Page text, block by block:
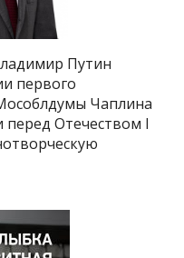
Путин
первого
Чаплина
перед Отечеством I